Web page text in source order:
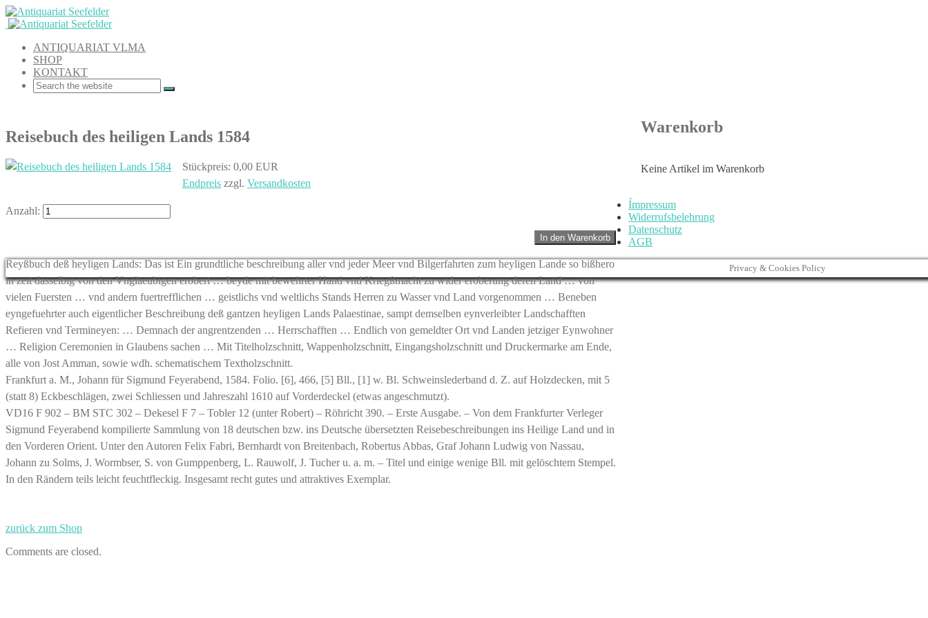
ANTIQUARIAT VLMA
SHOP
KONTAKT
Reisebuch des heiligen Lands 1584
Stückpreis: 0,00 EUR
Endpreis zzgl. Versandkosten
Anzahl:
Reyßbuch deß heyligen Lands: Das ist Ein grundtliche beschreibung aller vnd jeder Meer vnd Bilgerfahrten zum heyligen Lande so bißhero
in zeit dasselbig von den Vnglaeubigen erobert … beyde mit bewehrter Hand vnd Kriegßmacht zu wider eroberung deren Land … von
vielen Fuersten … vnd andern fuertrefflichen … geistlichs vnd weltlichs Stands Herren zu Wasser vnd Land vorgenommen … Beneben
eyngefuehrter auch eigentlicher Beschreibung deß gantzen heyligen Lands Palaestinae, sampt demselben eynverleibter Landschafften
Refieren vnd Termineyen: … Demnach der angrentzenden … Herrschafften … Endlich von gemeldter Ort vnd Landen jetziger Eynwohner
… Religion Ceremonien in Glaubens sachen … Mit Titelholzschnitt, Wappenholzschnitt, Eingangsholzschnitt und Druckermarke am Ende,
alle von Jost Amman, sowie wdh. schematischem Textholzschnitt.
Frankfurt a. M., Johann für Sigmund Feyerabend, 1584. Folio. [6], 466, [5] Bll., [1] w. Bl. Schweinslederband d. Z. auf Holzdecken, mit 5
(statt 8) Eckbeschlägen, zwei Schliessen und Jahreszahl 1610 auf Vorderdeckel (etwas angeschmutzt).
VD16 F 902 – BM STC 302 – Dekesel F 7 – Tobler 12 (unter Robert) – Röhricht 390. – Erste Ausgabe. – Von dem Frankfurter Verleger
Sigmund Feyerabend kompilierte Sammlung von 18 deutschen bzw. ins Deutsche übersetzten Reisebeschreibungen ins Heilige Land und in
den Vorderen Orient. Unter den Autoren Felix Fabri, Bernhardt von Breitenbach, Robertus Abbas, Graf Johann Ludwig von Nassau,
Johann zu Solms, J. Wormbser, S. von Gumppenberg, L. Rauwolf, J. Tucher u. a. m. – Titel und einige wenige Bll. mit gelöschtem Stempel.
In den Rändern teils leicht feuchtfleckig. Insgesamt recht gutes und attraktives Exemplar.
zurück zum Shop
Comments are closed.
Warenkorb
Keine Artikel im Warenkorb
Ímpressum
Widerrufsbelehrung
Datenschutz
AGB
Privacy & Cookies Policy